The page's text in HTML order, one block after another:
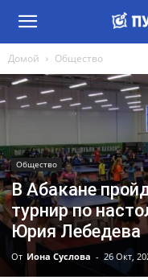
Домой Общество
Общество
В Абакане
турнир по
Юрия Лебедева
От Иона Суслова - 26 Окт,